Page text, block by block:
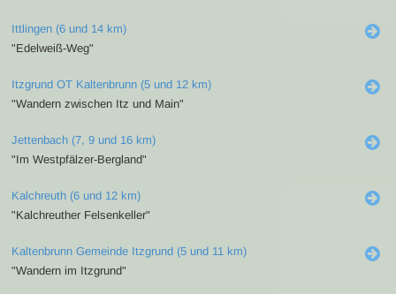
Ittlingen (6 und 14 km)
"Edelweiß-Weg"
Itzgrund OT Kaltenbrunn (5 und 12 km)
"Wandern zwischen Itz und Main"
Jettenbach (7, 9 und 16 km)
"Im Westpfälzer-Bergland"
Kalchreuth (6 und 12 km)
"Kalchreuther Felsenkeller"
Kaltenbrunn Gemeinde Itzgrund (5 und 11 km)
"Wandern im Itzgrund"